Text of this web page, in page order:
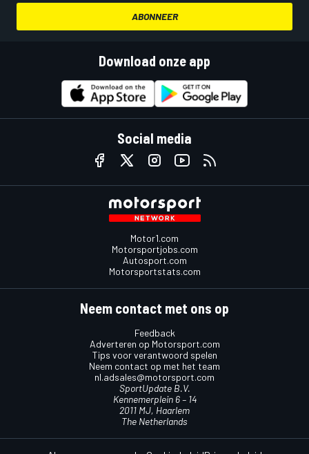
ABONNEER
Download onze app
Social media
Motor1.com
Motorsportjobs.com
Autosport.com
Motorsportstats.com
Neem contact met ons op
Feedback
Adverteren op Motorsport.com
Tips voor verantwoord spelen
Neem contact op met het team
nl.adsales@motorsport.com
SportUpdate B.V.
Kennemerplein 6 – 14
2011 MJ, Haarlem
The Netherlands